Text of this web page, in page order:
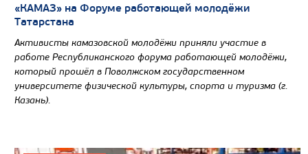
Вместимость кузова, м3
Направление разгрузки
Колесная формула
«КАМАЗ» на Форуме работающей молодёжи
Татарстана
Активисты камазовской молодёжи приняли участие в
работе Республиканского форума работающей молодёжи,
который прошёл в Поволжском государственном
университете физической культуры, спорта и туризма (г.
Казань).